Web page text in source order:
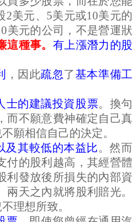
2美元、 5美元或10美元的
美元的公司，不是營運狀
這種事。 有上漲潛力的股
，因此疏忽了基本準備工
士的建議投資股票。換句
而不願意費神確定自己真
願相信自己的決定。
及其較低的本益比。然而
付的股利越高，其經營體
利發放後所損失的內部資
天之內就將股利賠光。
理想所致。